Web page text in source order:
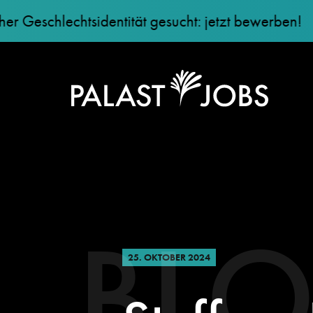
gesucht: jetzt bewerben!
25. OKTOBER 2024